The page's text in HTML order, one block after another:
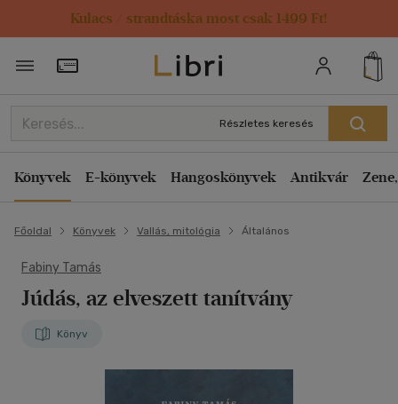
Kulacs / strandtáska most csak 1499 Ft!
Törzsvásárlói Kártya adatai
Részletes keresés
Könyvek E-könyvek Hangoskönyvek Antikvár
Főoldal Könyvek Vallás, mitológia Általános
Fabiny Tamás
Júdás, az elveszett tanítvány
Könyv